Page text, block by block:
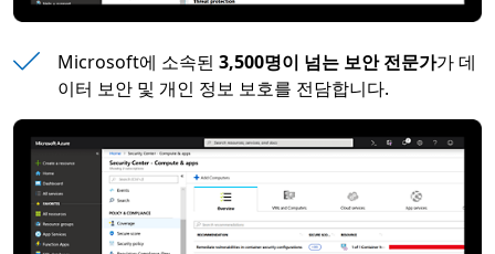
Microsoft에 소속된 3,500명이 넘는 보안 전문가가 데
이터 보안 및 개인 정보 보호를 전담합니다.